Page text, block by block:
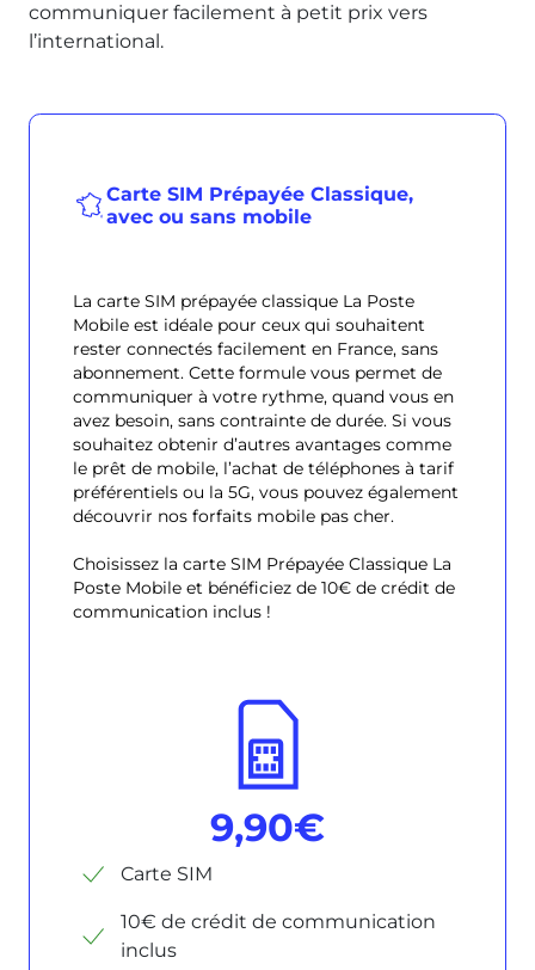
communiquer facilement à petit prix vers
l’international.
Carte SIM Prépayée Classique,
avec ou sans mobile
La carte SIM prépayée classique La Poste
Mobile est idéale pour ceux qui souhaitent
rester connectés facilement en France, sans
abonnement. Cette formule vous permet de
communiquer à votre rythme, quand vous en
avez besoin, sans contrainte de durée. Si vous
souhaitez obtenir d’autres avantages comme
le prêt de mobile, l’achat de téléphones à tarif
préférentiels ou la 5G, vous pouvez également
découvrir nos forfaits mobile pas cher.
Choisissez la carte SIM Prépayée Classique La
Poste Mobile et bénéficiez de 10€ de crédit de
communication inclus !
9,90€
Carte SIM
10€ de crédit de communication
inclus